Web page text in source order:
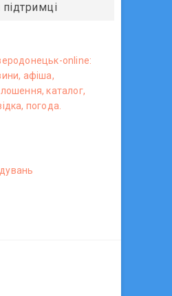
online:
афіша,
каталог,
погода.